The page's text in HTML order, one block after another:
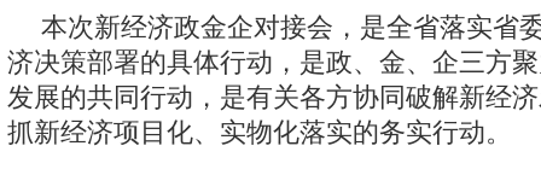
本次新经济政金企对接会，是全省落实省
济决策部署的具体行动，是政、金、企三方
发展的共同行动，是有关各方协同破解新经
抓新经济项目化、实物化落实的务实行动。